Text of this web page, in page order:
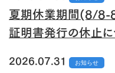
夏期休業期間(8/8-
証明書発行の休止に
2026.07.31 お知らせ